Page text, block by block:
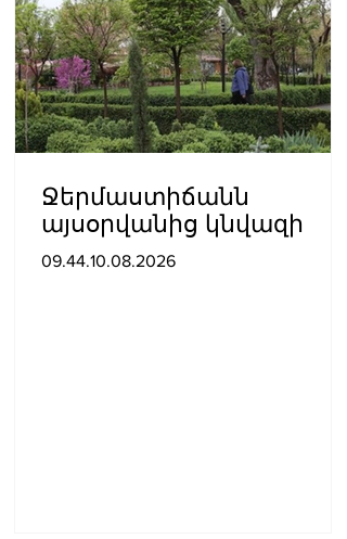
Ջերմաստիճանն
այսօրվանից կնվազի
09.44.10.08.2026